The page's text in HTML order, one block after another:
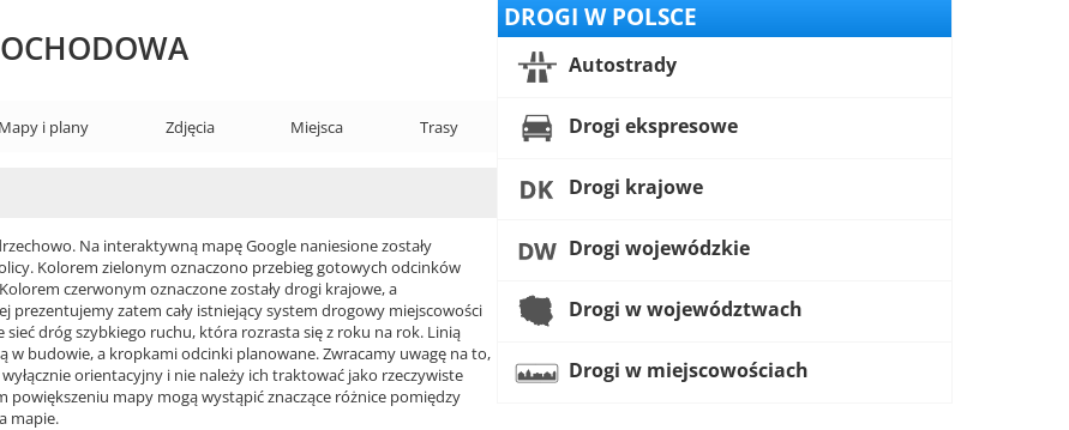
Mapy i plany Zdjęcia Miejsca Trasy
Na interaktywną mapę Google naniesione zostały
Kolorem zielonym oznaczono przebieg gotowych odcinków
czerwonym oznaczone zostały drogi krajowe, a
zatem cały istniejący system drogowy miejscowości
dróg szybkiego ruchu, która rozrasta się z roku na rok. Linią
budowie, a kropkami odcinki planowane. Zwracamy uwagę na to,
orientacyjny i nie należy ich traktować jako rzeczywiste
powiększeniu mapy mogą wystąpić znaczące różnice pomiędzy
mapie.
DROGI W POLSCE
Autostrady
Drogi ekspresowe
Drogi krajowe
Drogi wojewódzkie
Drogi w województwach
Drogi w miejscowościach